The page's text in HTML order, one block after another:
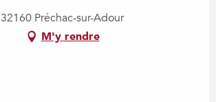
32160 Préchac-sur-Adour
M'y rendre